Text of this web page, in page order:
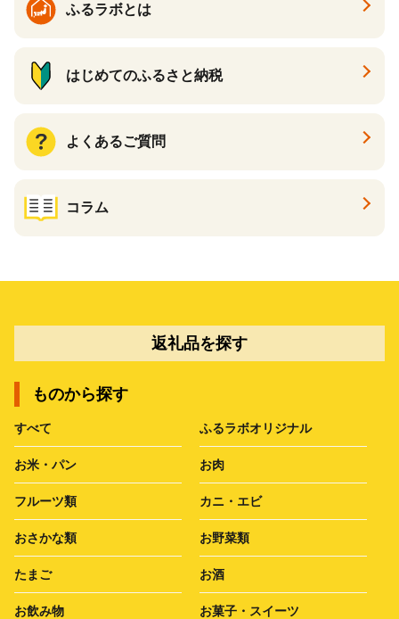
ふるラボとは
はじめてのふるさと納税
よくあるご質問
コラム
返礼品を探す
ものから探す
すべて ふるラボオリジナル
お米・パン お肉
フルーツ類 カニ・エビ
おさかな類 お野菜類
たまご お酒
お飲み物 お菓子・スイーツ